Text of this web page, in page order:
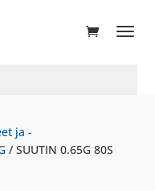
ja -
/ SUUTIN 0.65G 80S